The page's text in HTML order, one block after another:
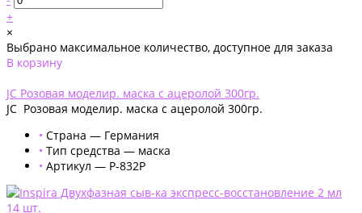
+
×
Выбрано максимальное количество, доступное для заказа
В корзину
JС Розовая моделир. маска с ацеролой 300гр.
JС Розовая моделир. маска с ацеролой 300гр.
• Страна — Германия
• Тип средства — маска
• Артикул — P-832P